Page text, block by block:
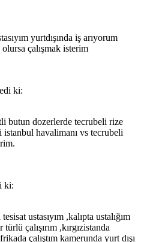
yurtdışında iş arıyorum
çalışmak isterim
ki:
butun dozerlerde tecrubeli rize
havalimanı vs tecrubeli
ki:
ustasıyım ,kalıpta ustalığım
çalışırım ,kırgızistanda
çalıştım kamerunda yurt dışı